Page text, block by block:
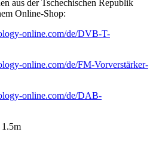
aus der Tschechischen Republik
Online-Shop:
online.com/de/DVB-T-
online.com/de/FM-Vorverstärker-
online.com/de/DAB-
1.5m